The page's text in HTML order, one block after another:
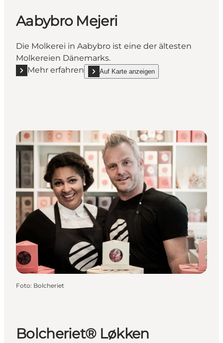
Aabybro Mejeri
Die Molkerei in Aabybro ist eine der ältesten
Molkereien Dänemarks.
Mehr erfahren
Mehr erfahren "Aabybro Mejeri"
Auf Karte anzeigen
show Aabybro Mejeri on_map
Foto: Bolcheriet
Bolcheriet® Løkken